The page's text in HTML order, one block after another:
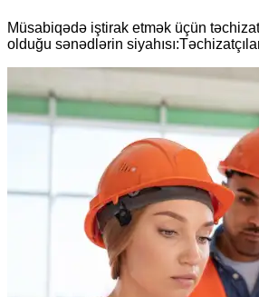
Müsabiqədə iştirak etmək üçün
olduğu sənədlərin